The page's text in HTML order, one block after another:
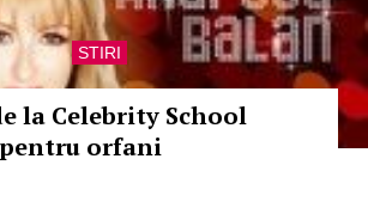
STIRI
la Celebrity School
orfani